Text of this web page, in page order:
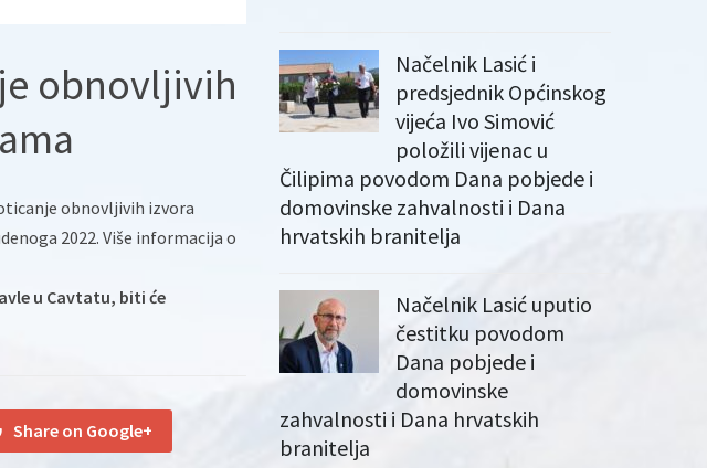
obnovljivih
obnovljivih izvora
2022. Više informacija o
u Cavtatu, biti će
Share on Google+
Načelnik Lasić i
predsjednik Općinskog
vijeća Ivo Simović
položili vijenac u
Čilipima povodom Dana pobjede i
domovinske zahvalnosti i Dana
hrvatskih branitelja
Načelnik Lasić uputio
čestitku povodom
Dana pobjede i
domovinske
zahvalnosti i Dana hrvatskih
branitelja